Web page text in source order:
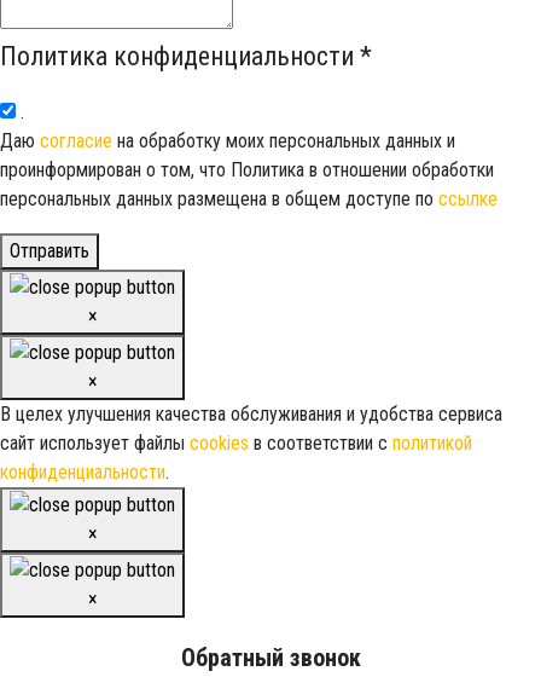
Политика конфиденциальности *
.
Даю согласие на обработку моих персональных данных и
проинформирован о том, что Политика в отношении обработки
персональных данных размещена в общем доступе по ссылке
Отправить
×
×
В целех улучшения качества обслуживания и удобства сервиса
сайт использует файлы cookies в соответствии с политикой
конфиденциальности.
×
×
Обратный звонок